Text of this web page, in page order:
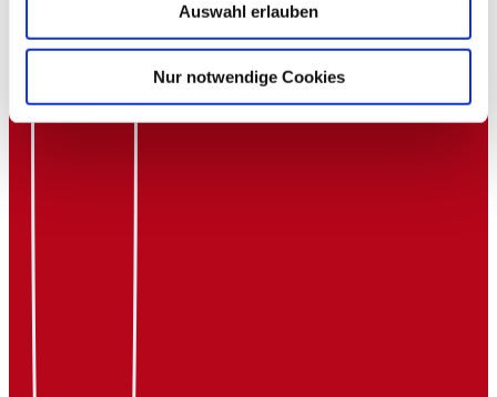
Auswahl erlauben
Nur notwendige Cookies
Fazit